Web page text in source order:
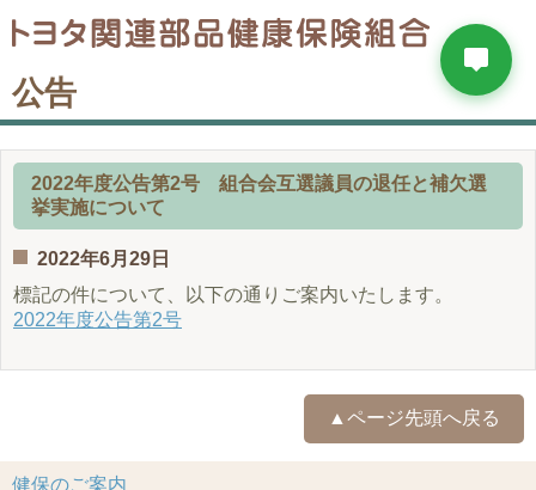
公告
2022年度公告第2号 組合会互選議員の退任と補欠選
挙実施について
2022年6月29日
標記の件について、以下の通りご案内いたします。
2022年度公告第2号
▲ページ先頭へ戻る
健保のご案内